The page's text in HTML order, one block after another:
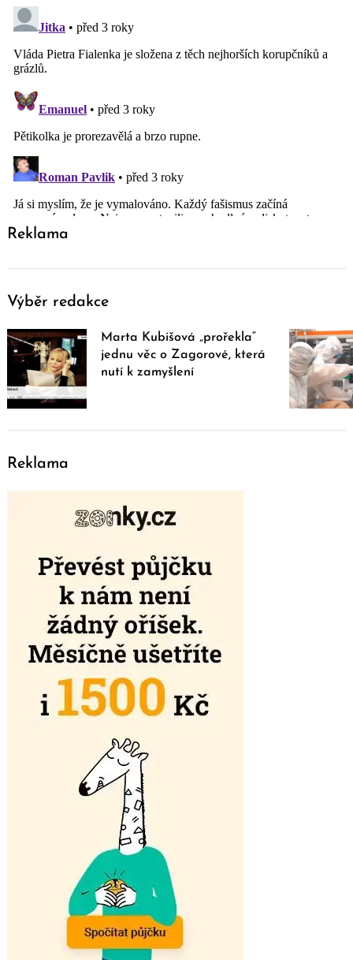
Reklama
Výběr redakce
Marta Kubišová „prořekla“
jednu věc o Zagorové, která
nutí k zamyšlení
Reklama